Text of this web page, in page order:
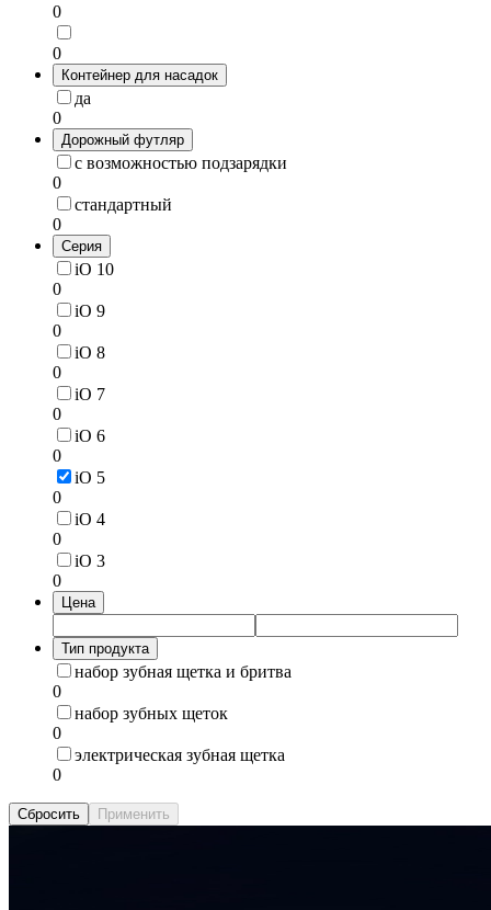
0
0
Контейнер для насадок
да
0
Дорожный футляр
с возможностью подзарядки
0
стандартный
0
Серия
iO 10
0
iO 9
0
iO 8
0
iO 7
0
iO 6
0
iO 5
0
iO 4
0
iO 3
0
Цена
Тип продукта
набор зубная щетка и бритва
0
набор зубных щеток
0
электрическая зубная щетка
0
Сбросить Применить